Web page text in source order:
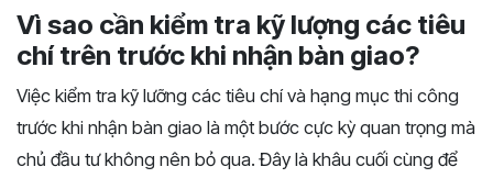
Vì sao cần kiểm tra kỹ lượng các tiêu
chí trên trước khi nhận bàn giao?
Việc kiểm tra kỹ lưỡng các tiêu chí và hạng mục thi công
trước khi nhận bàn giao là một bước cực kỳ quan trọng mà
chủ đầu tư không nên bỏ qua. Đây là khâu cuối cùng để